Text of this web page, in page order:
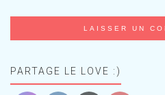
PARTAGE LE LOVE :)